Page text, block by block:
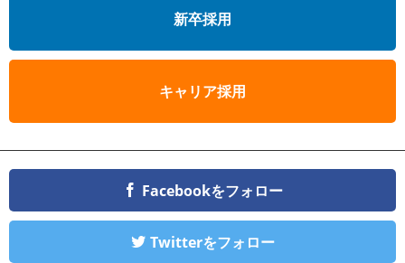
新卒採用
キャリア採用
Facebookをフォロー
Twitterをフォロー